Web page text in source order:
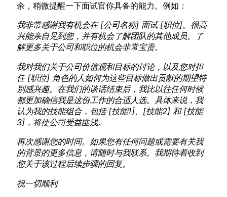
余，稍微提醒一下面试官你具备的能力。例如：
我非常感谢我有机会在 [公司名称] 面试 [职位]。很高
兴能亲自见到您，并有机会了解团队的其他成员。了
解更多关于公司和职位的机会非常宝贵。
我对我们关于公司价值观和目标的讨论，以及您对担
任 [职位] 角色的人如何为这些目标做出贡献的期望特
别感兴趣。在我们的谈话结束后，我比以往任何时候
都更加确信我是这份工作的合适人选。具体来说，我
认为我的技能组合，包括 [技能1]、[技能2] 和 [技能
3]，将使公司受益匪浅。
再次感谢您的时间。如果您有任何问题或需要有关我
的背景的更多信息，请随时与我联系。我期待着收到
您关于该过程后续步骤的回复。
祝一切顺利